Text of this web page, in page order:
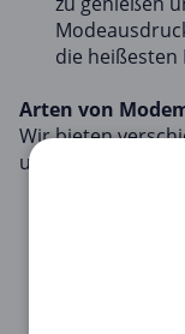
die heißesten
Arten von
Wir bieten
um Ihren